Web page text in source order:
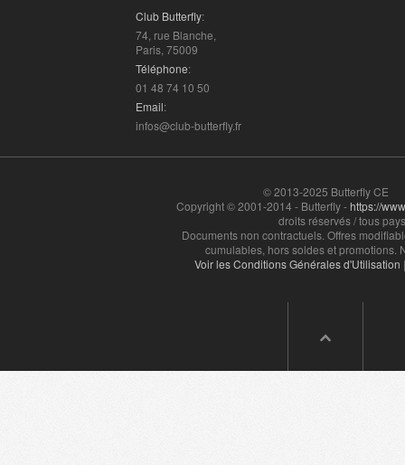
Club Butterfly:
74, rue Blanche,
Paris, 75009
Téléphone:
01 48 74 10 50
Email:
infos@club-butterfly.fr
© 2013-2025 Butterfly CE
Copyright © 2001-2014 - Butterfly -https://
droits réservés / tous
Documents non contractuels. Offres
cumulables, hors soldes et promotions.
Voir les Conditions Générales d'Utilisation